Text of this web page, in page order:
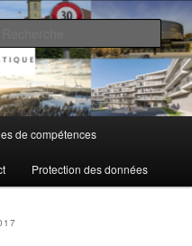
de compétences
Protection des données